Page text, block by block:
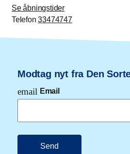
Se åbningstider
Telefon33474747
Modtag nyt fra Den
email Email